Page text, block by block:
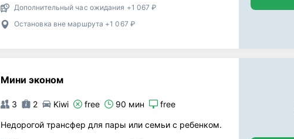
Дополнительный час ожидания +1 067 ₽
Остановка вне маршрута +1 067 ₽
Мини эконом
3 2 Kiwi free 90 мин free
Недорогой трансфер для пары или семьи с ребенком.